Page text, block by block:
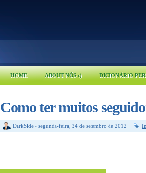
HOME ABOUT NÓS :) DICIONÁRIO
Como ter muitos
DarkSide - segunda-feira, 24 de setembro de 2012